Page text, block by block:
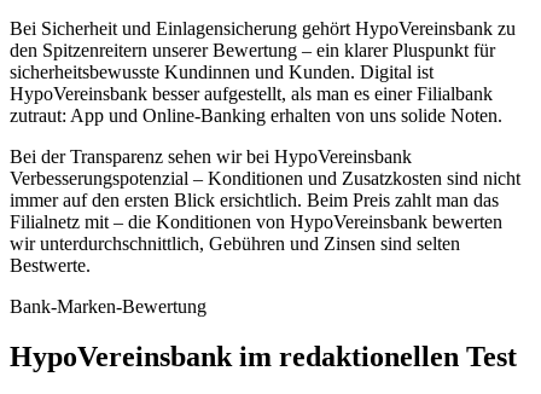
Bei Sicherheit und Einlagensicherung gehört HypoVereinsbank zu
den Spitzenreitern unserer Bewertung – ein klarer Pluspunkt für
sicherheitsbewusste Kundinnen und Kunden. Digital ist
HypoVereinsbank besser aufgestellt, als man es einer Filialbank
zutraut: App und Online-Banking erhalten von uns solide Noten.
Bei der Transparenz sehen wir bei HypoVereinsbank
Verbesserungspotenzial – Konditionen und Zusatzkosten sind nicht
immer auf den ersten Blick ersichtlich. Beim Preis zahlt man das
Filialnetz mit – die Konditionen von HypoVereinsbank bewerten
wir unterdurchschnittlich, Gebühren und Zinsen sind selten
Bestwerte.
Bank-Marken-Bewertung
HypoVereinsbank im redaktionellen Test